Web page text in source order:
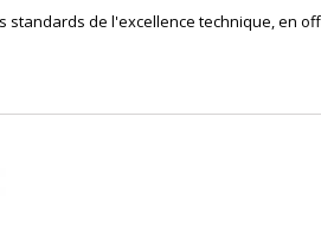
standards de l'excellence technique, en